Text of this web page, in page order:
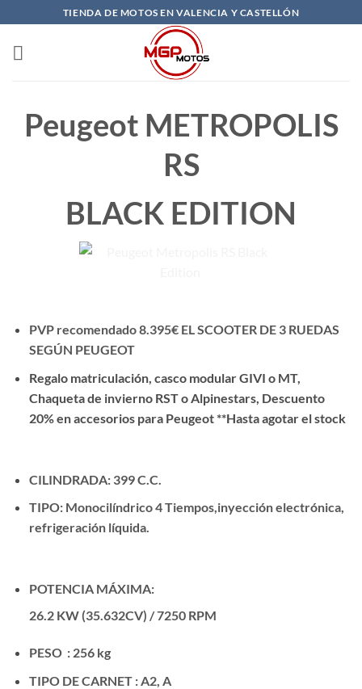
al
contenido
TIENDA DE MOTOS EN VALENCIA Y CASTELLÓN
Peugeot METROPOLIS
RS
BLACK EDITION
PVP recomendado 8.395€ EL SCOOTER DE 3 RUEDAS
SEGÚN PEUGEOT
Regalo matriculación, casco modular GIVI o MT,
Chaqueta de invierno RST o Alpinestars, Descuento
20% en accesorios para Peugeot **Hasta agotar el stock
CILINDRADA: 399 C.C.
TIPO: Monocilíndrico 4 Tiempos,inyección electrónica,
refrigeración líquida.
POTENCIA MÁXIMA:
26.2 KW (35.632CV) / 7250 RPM
PESO : 256 kg
TIPO DE CARNET : A2, A